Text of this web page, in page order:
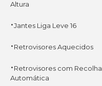
Altura
·Jantes Liga Leve 16
·Retrovisores Aquecidos
·Retrovisores com Recolha
Automática